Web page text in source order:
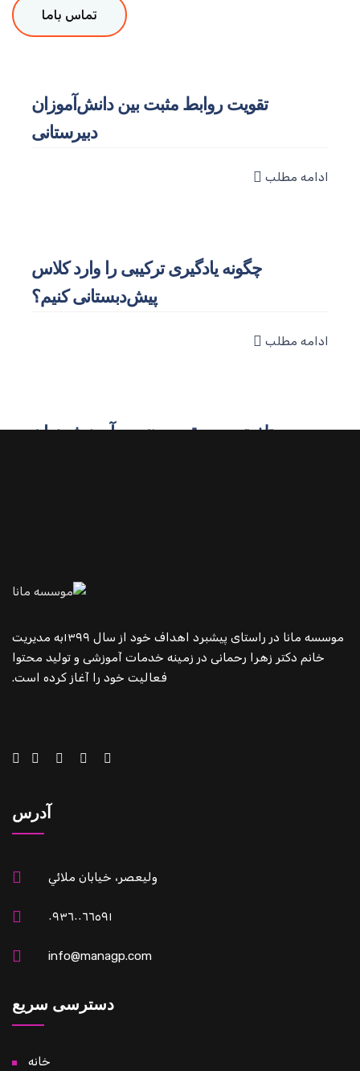
تماس باما
تقویت روابط مثبت بین دانش‌آموزان
دبیرستانی
مطلب
چگونه یادگیری ترکیبی را وارد کلاس
پیش‌دبستانی کنیم؟
مطلب
تلفیق موسیقی و هنر در آموزش زبان
موسسه مانا در راستای پیشبرد اهداف خود از سال ۱۳۹۹به مدیریت
دکتر زهرا رحمانی در زمینه خدمات آموزشی و تولید محتوا
فعالیت خود را آغاز کرده است.
وليعصر، خيابان ملائي
٠٩٣٦٠٠٦٦٥٩١
info@managp.com
دسترسی سریع